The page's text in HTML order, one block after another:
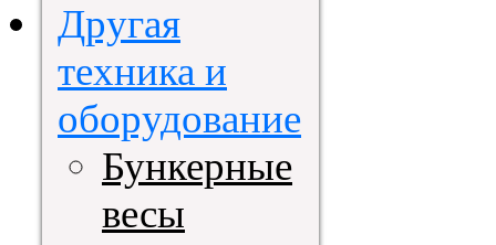
Другая
техника и
оборудование
Бункерные
весы